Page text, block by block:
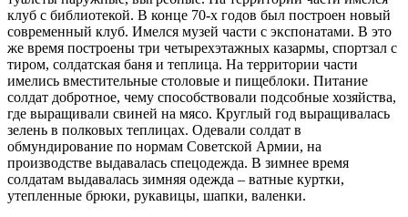
клуб с библиотекой. В конце 70-х годов был построен новый
современный клуб. Имелся музей части с экспонатами. В это
же время построены три четырехэтажных казармы, спортзал с
тиром, солдатская баня и теплица. На территории части
имелись вместительные столовые и пищеблоки. Питание
солдат добротное, чему способствовали подсобные хозяйства,
где выращивали свиней на мясо. Круглый год выращивалась
зелень в полковых теплицах. Одевали солдат в
обмундирование по нормам Советской Армии, на
производстве выдавалась спецодежда. В зимнее время
солдатам выдавалась зимняя одежда – ватные куртки,
утепленные брюки, рукавицы, шапки, валенки.